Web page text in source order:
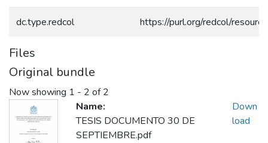
dc.type.redcol https://purl.org/redcol/
Files
Original bundle
Now showing 1 - 2 of 2
Name:
TESIS DOCUMENTO 30 DE
SEPTIEMBRE.pdf
Down
load